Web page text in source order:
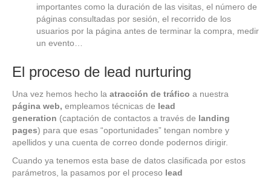
importantes como la duración de las visitas, el número de
páginas consultadas por sesión, el recorrido de los
usuarios por la página antes de terminar la compra, medir
un evento…
El proceso de lead nurturing
Una vez hemos hecho la atracción de tráfico a nuestra
página web, empleamos técnicas de lead
generation (captación de contactos a través de landing
pages) para que esas “oportunidades” tengan nombre y
apellidos y una cuenta de correo donde podernos dirigir.
Cuando ya tenemos esta base de datos clasificada por estos
parámetros, la pasamos por el proceso lead